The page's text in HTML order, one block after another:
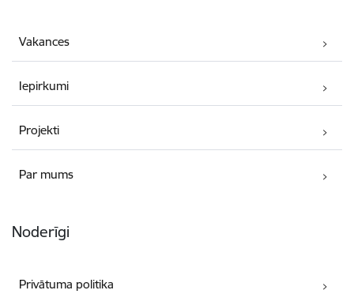
Vakances
Iepirkumi
Projekti
Par mums
Noderīgi
Privātuma politika